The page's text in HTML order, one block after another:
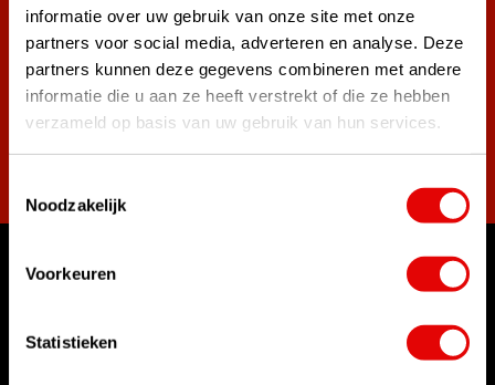
informatie over uw gebruik van onze site met onze
partners voor social media, adverteren en analyse. Deze
partners kunnen deze gegevens combineren met andere
informatie die u aan ze heeft verstrekt of die ze hebben
verzameld op basis van uw gebruik van hun services.
Noodzakelijk
Voorkeuren
Statistieken
Word ook lid van de nieuwsbrief en mis nooit meer de beste
golf aanbiedingen!
Waar kunnen we u mee helpen?
Bel ons gerust